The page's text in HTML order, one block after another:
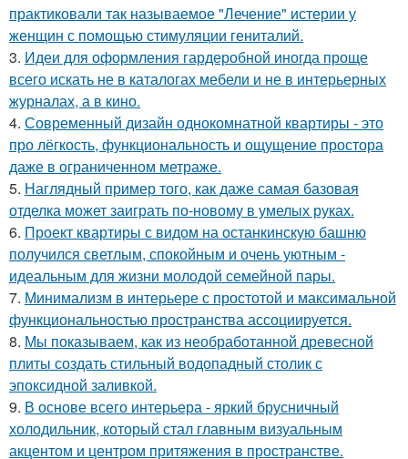
практиковали так называемое "Лечение" истерии у
женщин с помощью стимуляции гениталий.
3. Идеи для оформления гардеробной иногда проще
всего искать не в каталогах мебели и не в интерьерных
журналах, а в кино.
4. Современный дизайн однокомнатной квартиры - это
про лёгкость, функциональность и ощущение простора
даже в ограниченном метраже.
5. Наглядный пример того, как даже самая базовая
отделка может заиграть по-новому в умелых руках.
6. Проект квартиры с видом на останкинскую башню
получился светлым, спокойным и очень уютным -
идеальным для жизни молодой семейной пары.
7. Минимализм в интерьере с простотой и максимальной
функциональностью пространства ассоциируется.
8. Мы показываем, как из необработанной древесной
плиты создать стильный водопадный столик с
эпоксидной заливкой.
9. В основе всего интерьера - яркий брусничный
холодильник, который стал главным визуальным
акцентом и центром притяжения в пространстве.